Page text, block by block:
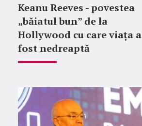
Keanu Reeves - povestea
„băiatul bun” de la
Hollywood cu care viața a
fost nedreaptă